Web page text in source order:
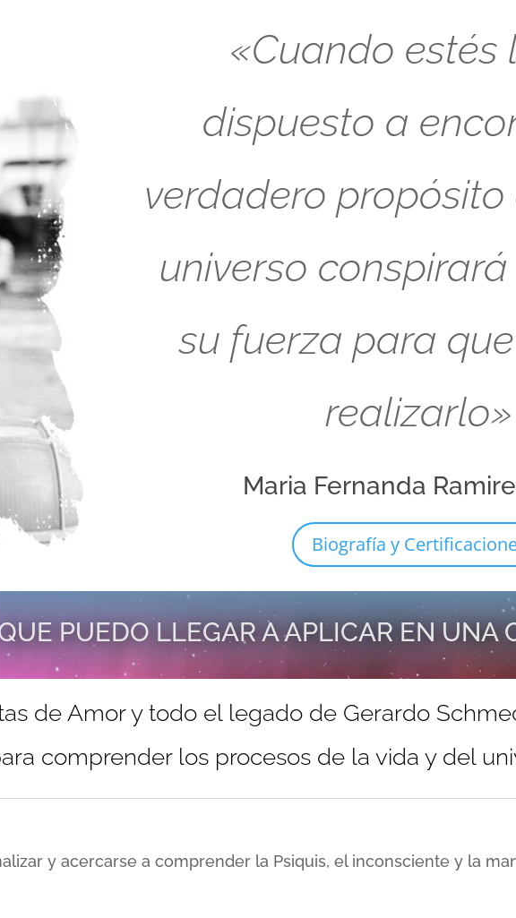
«Cuando estés
dispuesto a
verdadero propósito
universo
su fuerza para
realizarlo»
Maria Fernanda
Biografía y
PUEDO LLEGAR A APLICAR EN UNA
de Amor y todo el legado de Gerardo
comprender los procesos de la vida y del
y acercarse a comprender la Psiquis, el inconsciente y la